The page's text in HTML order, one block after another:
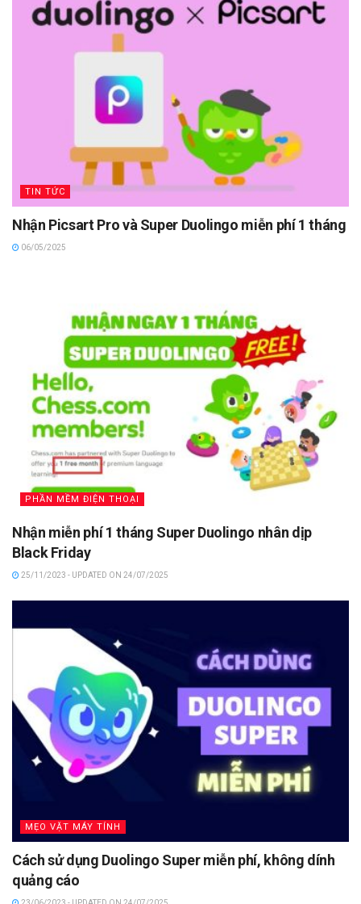
TIN TỨC
Nhận Picsart Pro và Super Duolingo miễn phí 1 tháng
06/05/2025
PHẦN MỀM ĐIỆN THOẠI
Nhận miễn phí 1 tháng Super Duolingo nhân dịp
Black Friday
25/11/2023 - UPDATED ON 24/07/2025
MẸO VẶT MÁY TÍNH
Cách sử dụng Duolingo Super miễn phí, không dính
quảng cáo